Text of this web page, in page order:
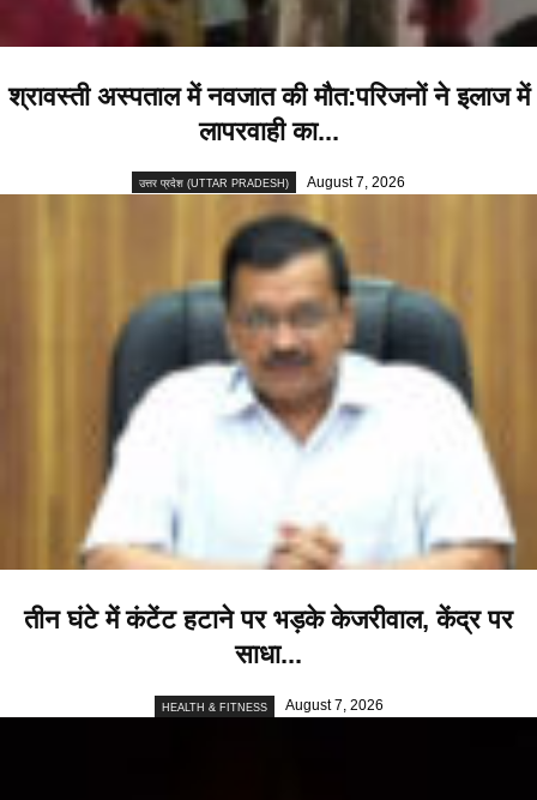
श्रावस्ती अस्पताल में नवजात की मौत:परिजनों ने इलाज में
लापरवाही का...
उत्तर प्रदेश (UTTAR PRADESH) August 7, 2026
तीन घंटे में कंटेंट हटाने पर भड़के केजरीवाल, केंद्र पर
साधा...
HEALTH & FITNESS August 7, 2026